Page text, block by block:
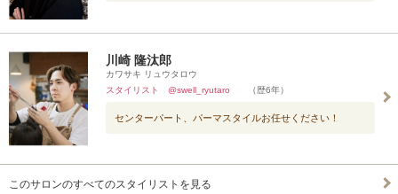
川崎 隆汰郎
カワサキ リュウタロウ
スタイリスト @swell_ryutaro
（歴6年）
センターパート、パーマスタイルお任せください！
このサロンのすべてのスタイリストを見る